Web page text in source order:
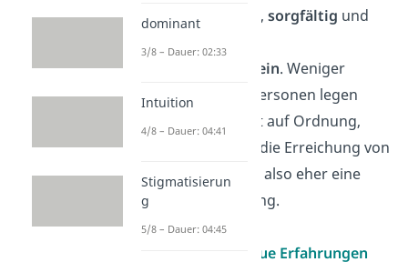
sehr strukturiert, sorgfältig und
Pflichtbewusstsein. Weniger
gewissenhafte Personen legen
nicht so viel Wert auf Ordnung,
Sauberkeit oder die Erreichung von
Zielen. Sie haben also eher eine
lockere Einstellung.
Offenheit für neue Erfahrungen
dominant
3/8 – Dauer: 02:33
Intuition
4/8 – Dauer: 04:41
Stigmatisierun
g
5/8 – Dauer: 04:45